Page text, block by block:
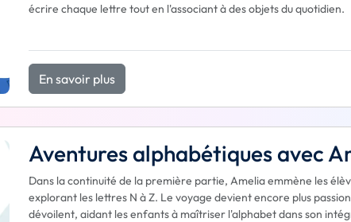
écrire chaque lettre tout en l'associant à des objets du quotidien.
En savoir plus
Aventures alphabétiques avec
Dans la continuité de la première partie, Amelia emmène les
explorant les lettres N à Z. Le voyage devient encore plus
dévoilent, aidant les enfants à maîtriser l'alphabet dans son